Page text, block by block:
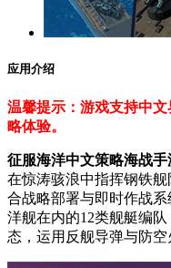
应用介绍
温馨提示：游戏支持中
略体验。
征服海洋中文策略海战手
在惊涛骇浪中指挥钢铁
合战略部署与即时作战
洋舰在内的12类舰艇编
态，运用反舰导弹与防空